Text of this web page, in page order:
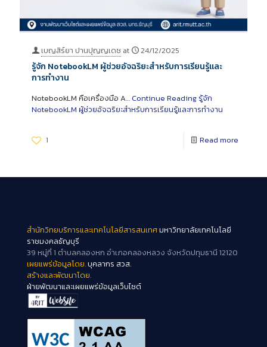
เบญสิร์ยา ปานปุญญเดช at 24/12/2025
รู้จัก NotebookLM ผู้ช่วยอัจฉริยะสำหรับการเรียนรู้และ
การทำงาน
NotebookLM คือเครื่องมือ A… Continue Reading รู้จัก
NotebookLM ผู้ช่วยอัจฉริยะสำหรับการเรียนรู้และการทำงาน
1 Read more
สำนักวิทยบริการและเทคโนโลยีสารสนเทศมหาวิทยาลัยเทคโนโลยี
ราชมงคลธัญบุรี
39 หมู่ที่ 1 ตำบลคลองหก อำเภอคลองหลวง จังหวัดปทุมธานี 12120
เผยแพร่ข้อมูลโดย.บุคลากร สวส.
สร้างและพัฒนาโดย.
ฝ่ายพัฒนาและเผยแพร่ข้อมูลเว็บไซต์